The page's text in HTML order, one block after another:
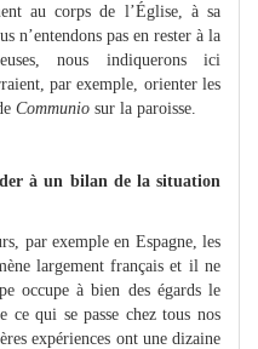
au corps de l’Église, à sa
n’entendons pas en rester à la
nous indiquerons ici
par exemple, orienter les
Communio sur la paroisse.
à un bilan de la situation
par exemple en Espagne, les
largement français et il ne
occupe à bien des égards le
ce qui se passe chez tous nos
expériences ont une dizaine